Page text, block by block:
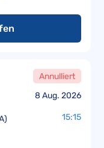
8 Aug. 2026
Annulliert
15:15